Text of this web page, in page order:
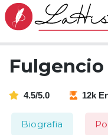
Fulgencio
4.5/5.0 12k
Biografia